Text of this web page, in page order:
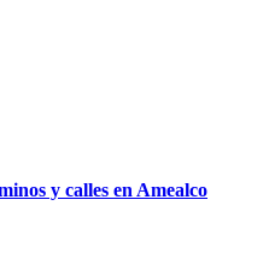
y calles en Amealco